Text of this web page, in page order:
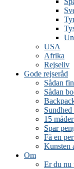
USA
Afrika
Rejseliv
Gode rejseråd
Sådan
Sådan
15
Spar
Få en
Kunsten
Om
Er du nu